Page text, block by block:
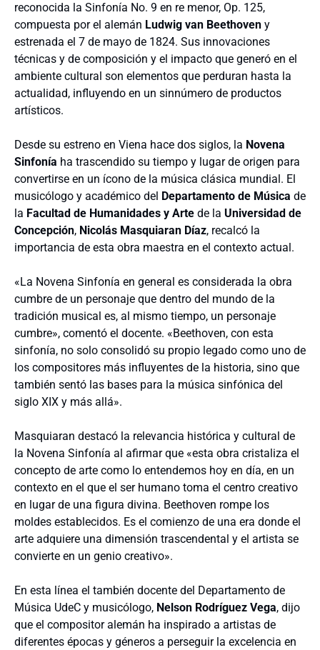
reconocida la Sinfonía No. 9 en re menor, Op. 125,
compuesta por el alemán Ludwig van Beethoven y
estrenada el 7 de mayo de 1824. Sus innovaciones
técnicas y de composición y el impacto que generó en el
ambiente cultural son elementos que perduran hasta la
actualidad, influyendo en un sinnúmero de productos
artísticos.
Desde su estreno en Viena hace dos siglos, la Novena
Sinfonía ha trascendido su tiempo y lugar de origen para
convertirse en un ícono de la música clásica mundial. El
musicólogo y académico del Departamento de Música de
la Facultad de Humanidades y Arte de la Universidad de
Concepción, Nicolás Masquiaran Díaz, recalcó la
importancia de esta obra maestra en el contexto actual.
«La Novena Sinfonía en general es considerada la obra
cumbre de un personaje que dentro del mundo de la
tradición musical es, al mismo tiempo, un personaje
cumbre», comentó el docente. «Beethoven, con esta
sinfonía, no solo consolidó su propio legado como uno de
los compositores más influyentes de la historia, sino que
también sentó las bases para la música sinfónica del
siglo XIX y más allá».
Masquiaran destacó la relevancia histórica y cultural de
la Novena Sinfonía al afirmar que «esta obra cristaliza el
concepto de arte como lo entendemos hoy en día, en un
contexto en el que el ser humano toma el centro creativo
en lugar de una figura divina. Beethoven rompe los
moldes establecidos. Es el comienzo de una era donde el
arte adquiere una dimensión trascendental y el artista se
convierte en un genio creativo».
En esta línea el también docente del Departamento de
Música UdeC y musicólogo, Nelson Rodríguez Vega, dijo
que el compositor alemán ha inspirado a artistas de
diferentes épocas y géneros a perseguir la excelencia en